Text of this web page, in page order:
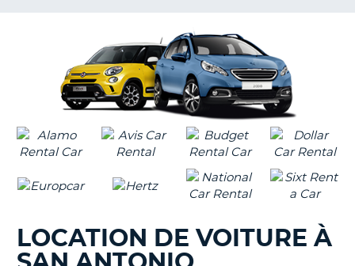
LOCATION DE VOITURE À